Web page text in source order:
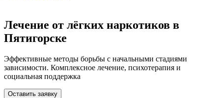
Лечение от лёгких наркотиков в
Пятигорске
Эффективные методы борьбы с начальными стадиями
зависимости. Комплексное лечение, психотерапия и
социальная поддержка
Оставить заявку